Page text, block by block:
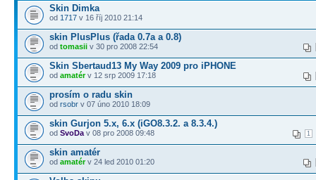
Skin Dimka
od 1717 v 16 říj 2010 21:14
skin PlusPlus (řada 0.7a a 0.8)
od tomasii v 30 pro 2008 22:54
Skin Sbertaud13 My Way 2009 pro iPHONE
od amatérv 12 srp 2009 17:18
prosím o radu skin
od rsobr v 07 úno 2010 18:09
skin Gurjon 5.x, 6.x (iGO8.3.2. a 8.3.4.)
1
od SvoDa v 08 pro 2008 09:48
skin amatér
od amatérv 24 led 2010 01:20